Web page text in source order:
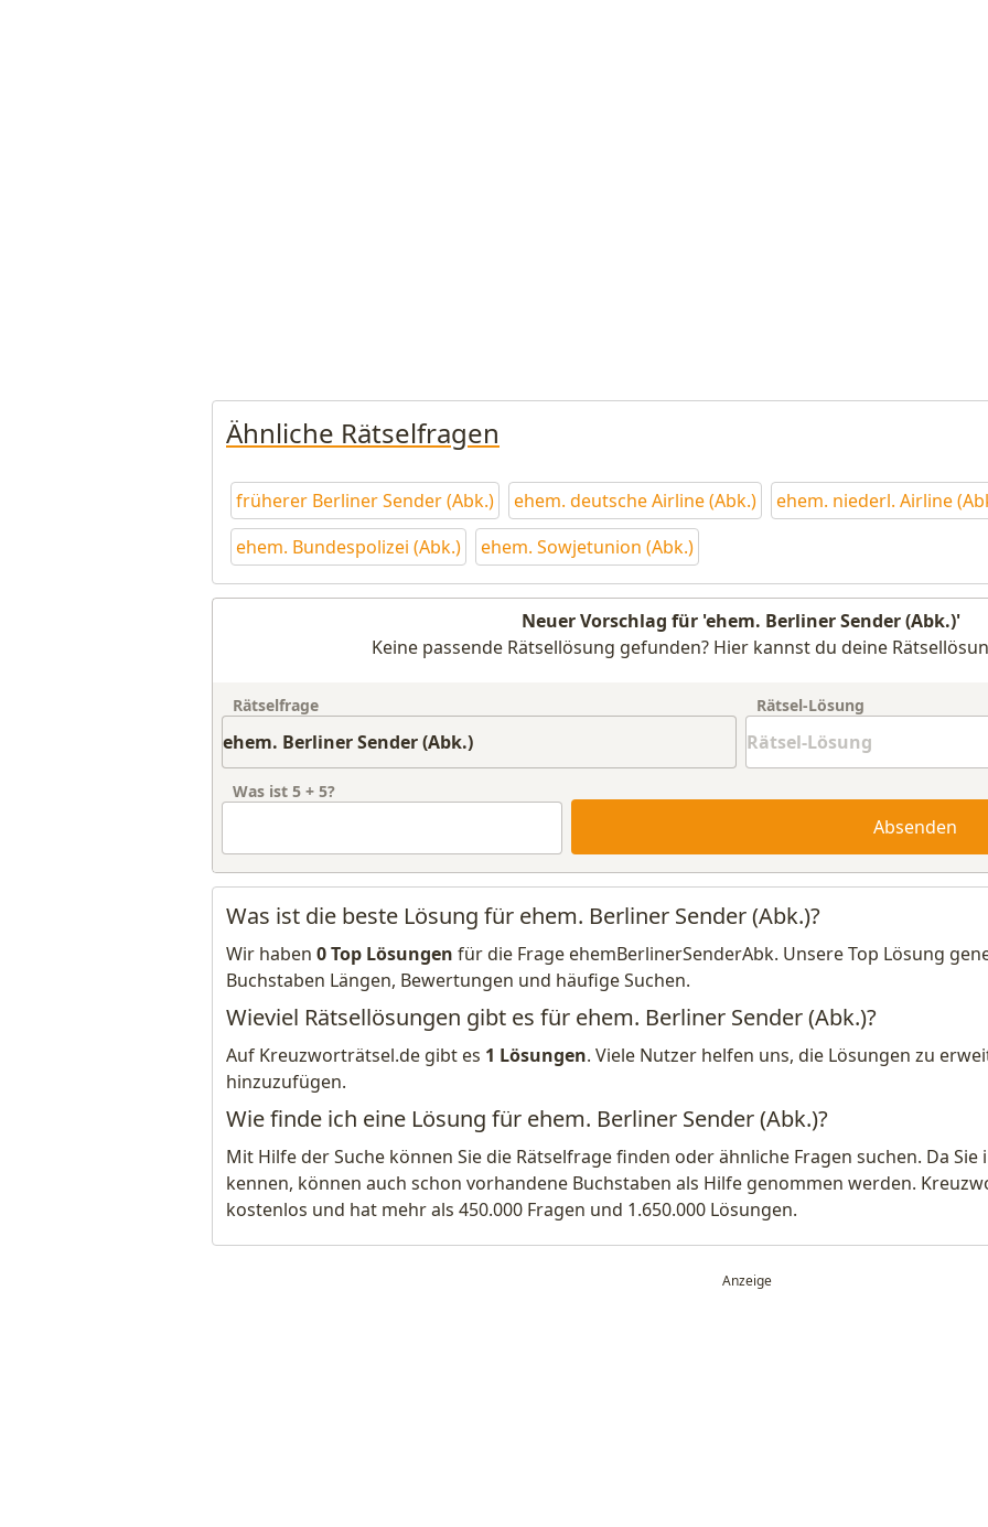
Ähnliche Rätselfragen
früherer Berliner Sender (Abk.) ehem. deutsche Airline (Abk.)
ehem. niederl. Airline
ehem. Bundespolizei (Abk.)
ehem. Sowjetunion (Abk.)
Neuer Vorschlag für 'ehem. Berliner Sender (Abk.)'
Keine passende Rätsellösung gefunden? Hier kannst du deine
Rätselfrage Rätsel-Lösung
Was ist 5 + 5?
Absenden
Was ist die beste Lösung für ehem. Berliner Sender (Abk.)?
Wir haben 0 Top Lösungen für die Frage ehemBerlinerSenderAbk. Unsere Top Lösung
Buchstaben Längen, Bewertungen und häufige Suchen.
Wieviel Rätsellösungen gibt es für ehem. Berliner Sender (Abk.)?
Auf Kreuzworträtsel.de gibt es 1 Lösungen. Viele Nutzer helfen uns, die Lösungen zu
hinzuzufügen.
Wie finde ich eine Lösung für ehem. Berliner Sender (Abk.)?
Mit Hilfe der Suche können Sie die Rätselfrage finden oder ähnliche Fragen suchen. Da
kennen, können auch schon vorhandene Buchstaben als Hilfe genommen werden.
kostenlos und hat mehr als 450.000 Fragen und 1.650.000 Lösungen.